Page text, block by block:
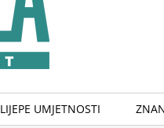
LIJEPE UMJETNOSTI